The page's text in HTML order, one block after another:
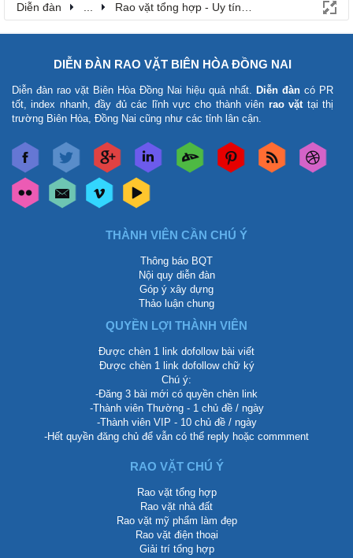
Diễn đàn Rao vặt tổng hợp - Uy tín - Miễn phí
DIỄN ĐÀN RAO VẶT BIÊN HÒA ĐỒNG NAI
Diễn đàn rao vặt Biên Hòa Đồng Nai hiệu quả nhất. Diễn đàn có PR
tốt, index nhanh, đầy đủ các lĩnh vực cho thành viên rao vặttại thị
trường Biên Hòa, Đồng Nai cũng như các tỉnh lân cận.
THÀNH VIÊN CẦN CHÚ Ý
Thông báo BQT
Nội quy diễn đàn
Góp ý xây dựng
Thảo luận chung
QUYỀN LỢI THÀNH VIÊN
Được chèn 1 link dofollow bài viết
Được chèn 1 link dofollow chữ ký
Chú ý:
-Đăng 3 bài mới có quyền chèn link
-Thành viên Thường - 1 chủ đề / ngày
-Thành viên VIP - 10 chủ đề / ngày
-Hết quyền đăng chủ để vẫn có thể reply hoặc commment
RAO VẶT CHÚ Ý
Rao vặt tổng hợp
Rao vặt nhà đất
Rao vặt mỹ phẩm làm đẹp
Rao vặt điện thoại
Giải trí tổng hợp